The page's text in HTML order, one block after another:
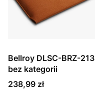
Bellroy DLSC-BRZ-213
bez kategorii
Cena
238,99 zł